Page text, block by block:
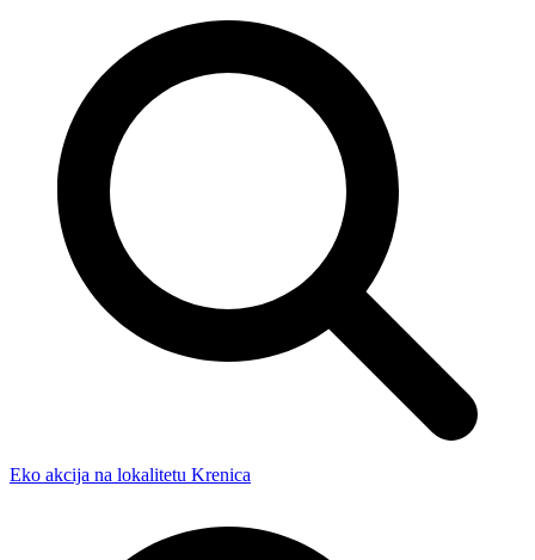
Eko akcija na lokalitetu Krenica